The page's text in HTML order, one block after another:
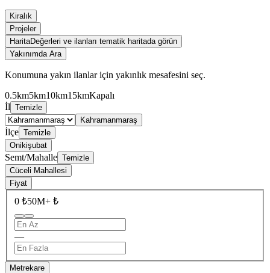
Kiralık
Projeler
HaritaDeğerleri ve ilanları tematik haritada görün
Yakınımda Ara
Konumuna yakın ilanlar için yakınlık mesafesini seç.
0.5km5km10km15kmKapalı
İl Temizle
Kahramanmaraş
İlçe Temizle
Onikişubat
Semt/Mahalle Temizle
Cüceli Mahallesi
Fiyat
0 ₺50M+ ₺
—
Metrekare